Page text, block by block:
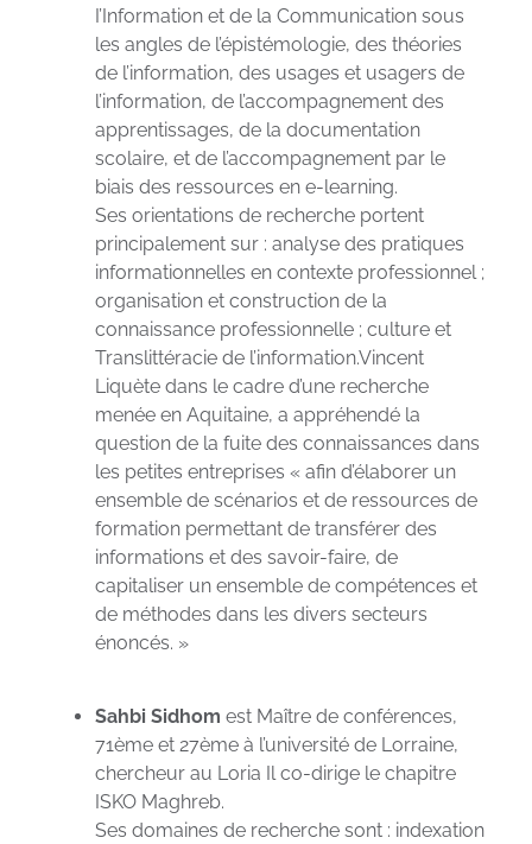
I’Information et de la Communication sous
les angles de l’épistémologie, des théories
de l’information, des usages et usagers de
l’information, de l’accompagnement des
apprentissages, de la documentation
scolaire, et de l’accompagnement par le
biais des ressources en e-learning.
Ses orientations de recherche portent
principalement sur : analyse des pratiques
informationnelles en contexte professionnel ;
organisation et construction de la
connaissance professionnelle ; culture et
Translittéracie de l’information.Vincent
Liquète dans le cadre d’une recherche
menée en Aquitaine, a appréhendé la
question de la fuite des connaissances dans
les petites entreprises « afin d’élaborer un
ensemble de scénarios et de ressources de
formation permettant de transférer des
informations et des savoir-faire, de
capitaliser un ensemble de compétences et
de méthodes dans les divers secteurs
énoncés. »
Sahbi Sidhom est Maître de conférences,
71ème et 27ème à l’université de Lorraine,
chercheur au Loria Il co-dirige le chapitre
ISKO Maghreb.
Ses domaines de recherche sont : indexation